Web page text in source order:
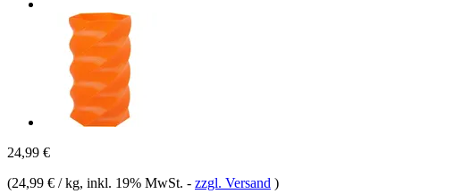
24,99 €
(24,99 € / kg, inkl. 19% MwSt. - zzgl. Versand )